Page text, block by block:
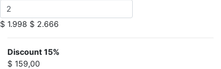
$ 1.998 $ 2.666
Discount 15%
$ 159,00